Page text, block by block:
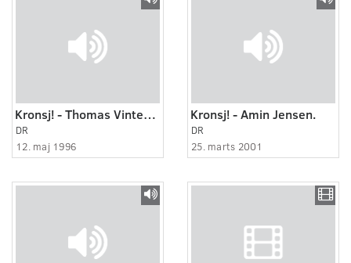
Kronsj! - Thomas Vinterberg.
DR
12. maj 1996
Kronsj! - Amin Jensen.
DR
25. marts 2001